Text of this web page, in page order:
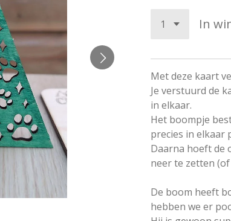
In
Met deze kaart
Je verstuurd de
in elkaar.
Het boompje
precies in elkaar
Daarna hoeft de
neer te zetten
De boom heeft
hebben we er